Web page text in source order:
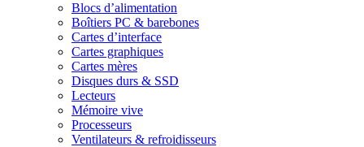
Blocs d’alimentation
Boîtiers PC & barebones
Cartes d’interface
Cartes graphiques
Cartes mères
Disques durs & SSD
Lecteurs
Mémoire vive
Processeurs
Ventilateurs & refroidisseurs